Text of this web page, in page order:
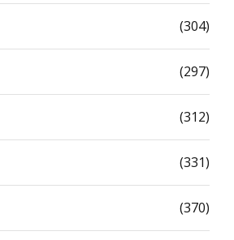
(304)
(297)
(312)
(331)
(370)